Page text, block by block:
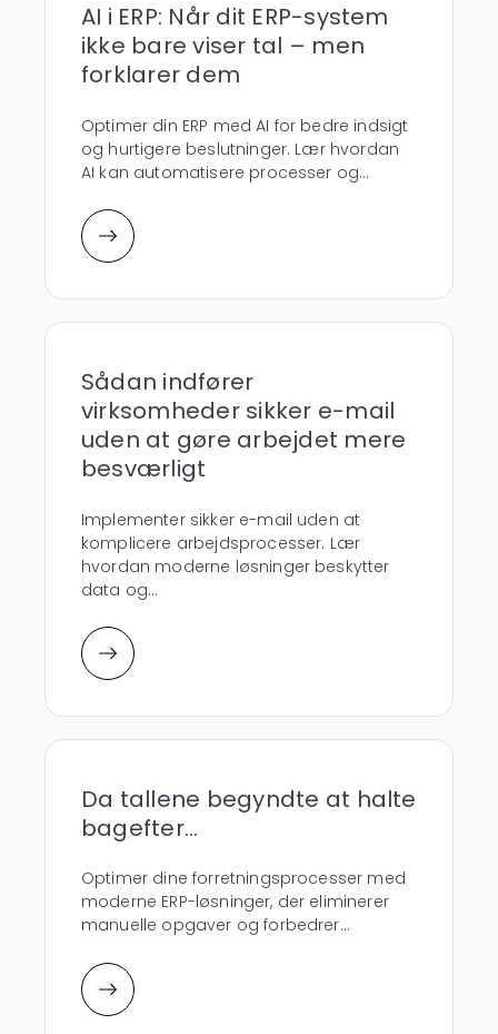
AI i ERP: Når dit ERP-system
ikke bare viser tal – men
forklarer dem
Optimer din ERP med AI for bedre indsigt
og hurtigere beslutninger. Lær hvordan
AI kan automatisere processer og...
Sådan indfører
virksomheder sikker e-mail
uden at gøre arbejdet mere
besværligt
Implementer sikker e-mail uden at
komplicere arbejdsprocesser. Lær
hvordan moderne løsninger beskytter
data og...
Da tallene begyndte at halte
bagefter...
Optimer dine forretningsprocesser med
moderne ERP-løsninger, der eliminerer
manuelle opgaver og forbedrer...